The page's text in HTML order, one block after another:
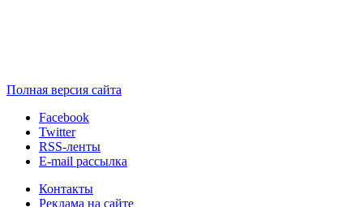
Полная версия сайта
Facebook
Twitter
RSS-ленты
E-mail рассылка
Контакты
Реклама на сайте